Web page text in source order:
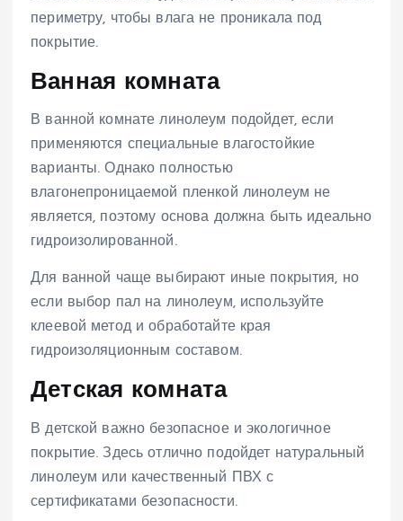
периметру, чтобы влага не проникала под
покрытие.
Ванная комната
В ванной комнате линолеум подойдет, если
применяются специальные влагостойкие
варианты. Однако полностью
влагонепроницаемой пленкой линолеум не
является, поэтому основа должна быть идеально
гидроизолированной.
Для ванной чаще выбирают иные покрытия, но
если выбор пал на линолеум, используйте
клеевой метод и обработайте края
гидроизоляционным составом.
Детская комната
В детской важно безопасное и экологичное
покрытие. Здесь отлично подойдет натуральный
линолеум или качественный ПВХ с
сертификатами безопасности.